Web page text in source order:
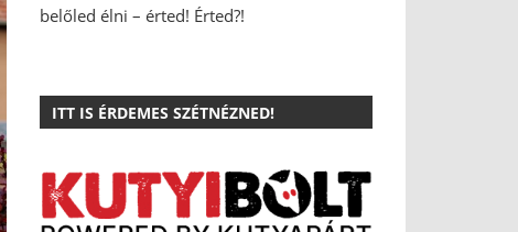
belőled élni – érted! Érted?!
ITT IS ÉRDEMES SZÉTNÉZNED!